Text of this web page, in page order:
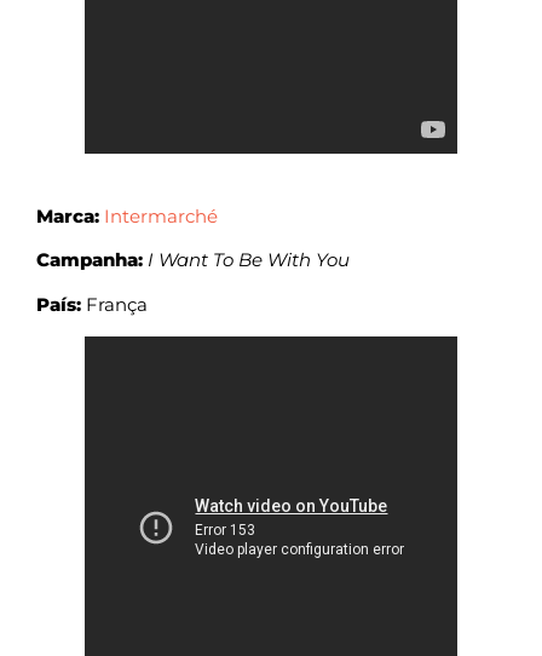
Marca: Intermarché
Campanha: I Want To Be With You
País: França